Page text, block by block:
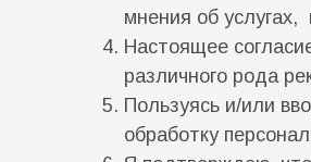
мнения об
Настоящее
различного рода
Пользуясь и/или
обработку